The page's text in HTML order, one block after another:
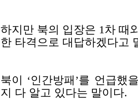
하지만 북의 입장은 1차 때
한 타격으로 대답하겠다고
북이 ‘인간방패’를 언급했
지 다 알고 있다는 말이다.